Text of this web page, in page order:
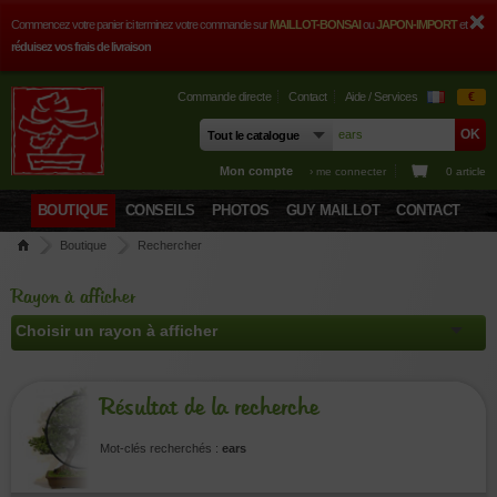
Commencez votre panier ici terminez votre commande surMAILLOT-BONSAIouJAPON-IMPORTet
réduisez vos frais de livraison
Commande directe Contact Aide / Services €
Mon compte › me connecter 0 article
BOUTIQUE CONSEILS PHOTOS GUY MAILLOT CONTACT
Boutique Rechercher
Rayon à afficher
Résultat de la recherche
Mot-clés recherchés : ears